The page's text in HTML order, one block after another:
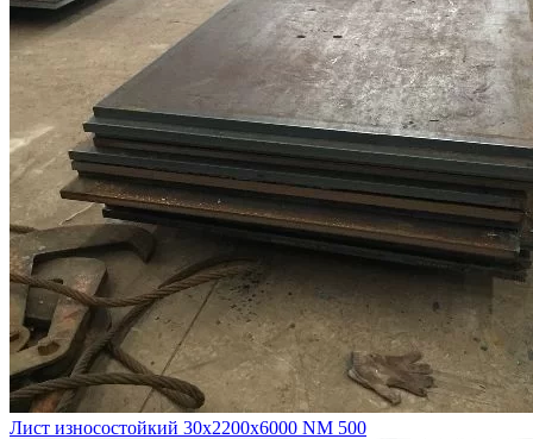
Лист износостойкий 30х2200х6000 NM 500